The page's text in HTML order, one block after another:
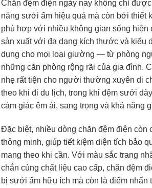
Chăn đệm điện ngày nay không chỉ
năng sưởi ấm hiệu quả mà còn bởi thiết
phù hợp với nhiều không gian sống hiện
sản xuất với đa dạng kích thước và kiểu
dụng cho mọi loại giường — từ phòng
những căn phòng rộng rãi của gia đình.
nhẹ rất tiện cho người thường xuyên di
theo khi đi du lịch, trong khi đệm sưởi
cảm giác êm ái, sang trọng và khả năng
Đặc biệt, nhiều dòng chăn đệm điện còn
thông minh, giúp tiết kiệm diện tích bảo
mang theo khi cần. Với màu sắc trang
chắn cùng chất liệu cao cấp, chăn đệm
bị sưởi ấm hữu ích mà còn là điểm nhấn